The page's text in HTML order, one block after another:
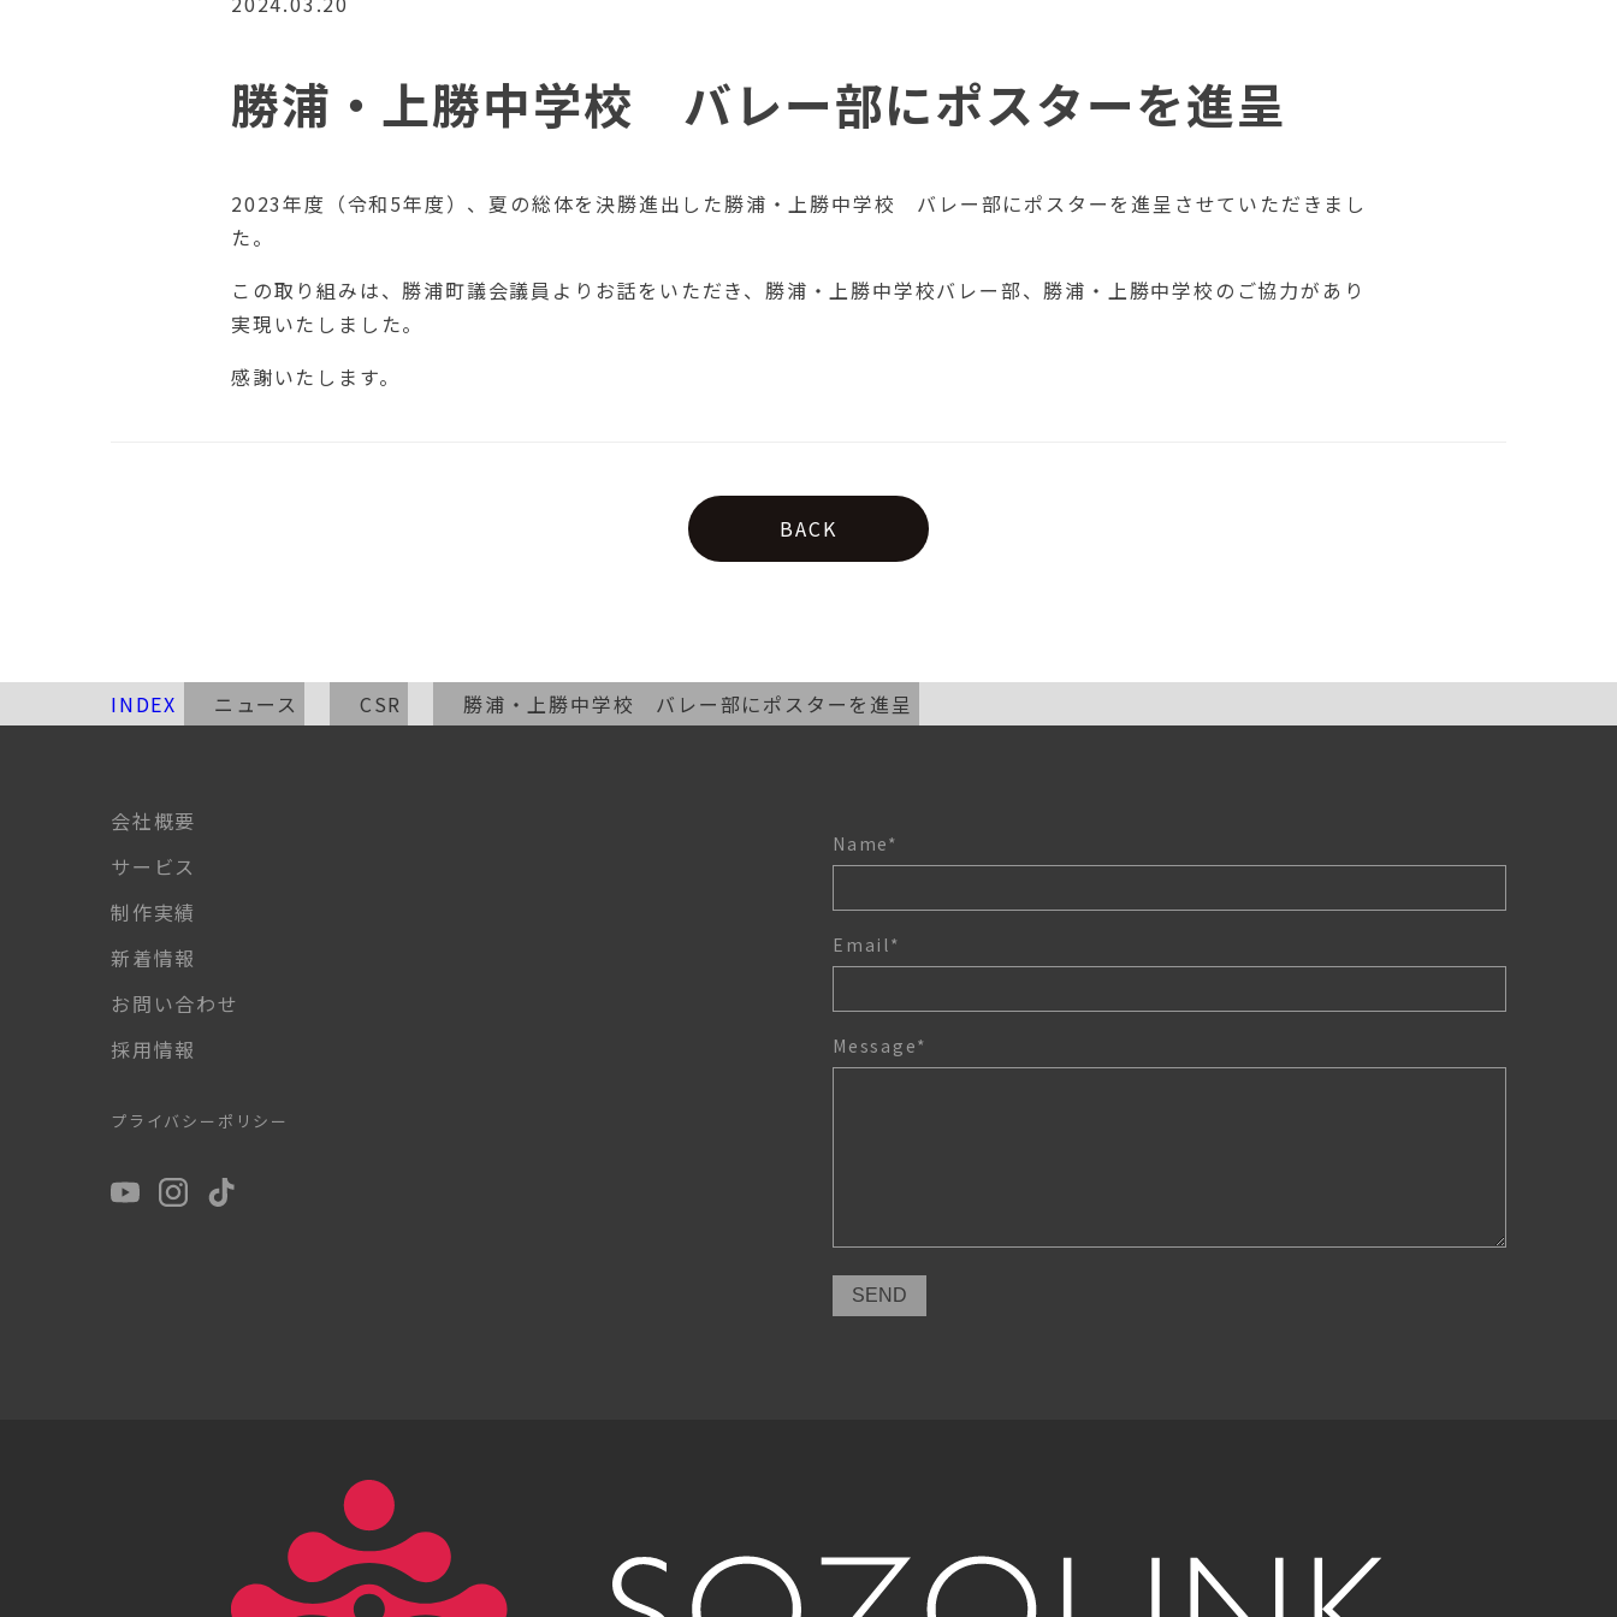
勝浦・上勝中学校 バレー部にポスターを進呈
2023年度（令和5年度）、夏の総体を決勝進出した勝浦・上勝中学校 バレー部にポスターを進呈させていただきまし
た。
この取り組みは、勝浦町議会議員よりお話をいただき、勝浦・上勝中学校バレー部、勝浦・上勝中学校のご協力があり
実現いたしました。
感謝いたします。
BACK
INDEX ニュース CSR 勝浦・上勝中学校 バレー部にポスターを進呈
会社概要
サービス
制作実績
新着情報
お問い合わせ
採用情報
プライバシーポリシー
Name*
Email*
Message*